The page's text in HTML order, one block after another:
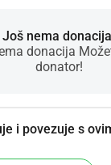
Još nema
donacija
donator!
i povezuje s